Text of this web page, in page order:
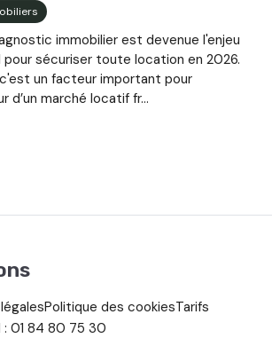
immobilier est devenue l'enjeu
pour sécuriser toute location en 2026.
un facteur important pour
d’un marché locatif fr...
Politique des cookiesTarifs
: 01 84 80 75 30